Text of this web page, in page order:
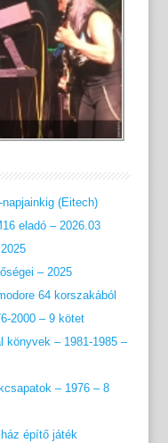
(Eitech)
eladó – 2026.03
– 2025
64 korszakából
2000 – 9 kötet
könyvek – 1981-1985 –
– 1976 – 8
építő játék